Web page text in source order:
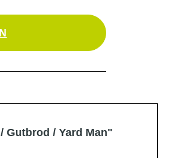
Gutbrod / Yard Man"